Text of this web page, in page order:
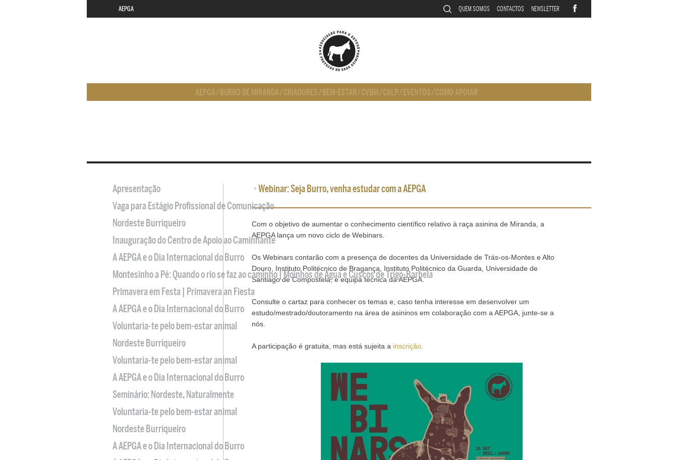
AEPGA QUEM SOMOS CONTACTOS NEWSLETTER
AEPGA/ BURRO DE MIRANDA/CRIADORES/ BEM-ESTAR/CVBM/CALP/ EVENTOS/COMO APOIAR
•Webinar: Seja Burro, venha estudar com a AEPGA
Com o objetivo de aumentar o conhecimento científico relativo à raça asinina de Miranda, a
AEPGA lança um novo ciclo de Webinars.
Os Webinars contarão com a presença de docentes da Universidade de Trás-os-Montes e Alto
Douro, Instituto Politécnico de Bragança, Instituto Politécnico da Guarda, Universidade de
Santiago de Compostela, e equipa técnica da AEPGA.
Consulte o cartaz para conhecer os temas e, caso tenha interesse em desenvolver um
estudo/mestrado/doutoramento na área de asininos em colaboração com a AEPGA, junte-se a
nós.
A participação é gratuita, mas está sujeita a inscrição
Apresentação
Vaga para Estágio Profissional de Comunicação
Nordeste Burriqueiro
Inauguração do Centro de Apoio ao Caminhante
A AEPGA e o Dia Internacional do Burro
Montesinho a Pé: Quando o rio se faz ao caminho | Moinhos de Água e Cuscos de Trigo-Barbela
Primavera em Festa | Primavera an Fiesta
A AEPGA e o Dia Internacional do Burro
Voluntaria-te pelo bem-estar animal
Nordeste Burriqueiro
Voluntaria-te pelo bem-estar animal
A AEPGA e o Dia Internacional do Burro
Seminário: Nordeste, Naturalmente
Voluntaria-te pelo bem-estar animal
Nordeste Burriqueiro
A AEPGA e o Dia Internacional do Burro